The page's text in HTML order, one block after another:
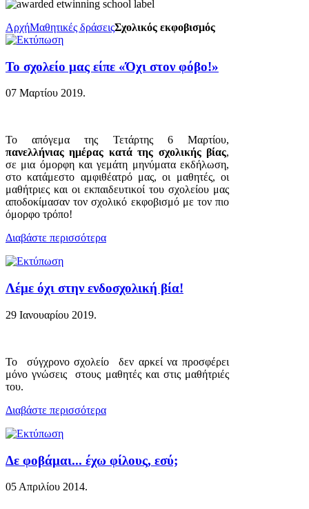
ΑρχήΜαθητικές δράσειςΣχολικός εκφοβισμός
Το σχολείο μας είπε «Όχι στον φόβο!»
07 Μαρτίου 2019.
Το απόγεμα της Τετάρτης 6 Μαρτίου,
πανελλήνιας ημέρας κατά της σχολικής βίας,
σε μια όμορφη και γεμάτη μηνύματα εκδήλωση,
στο κατάμεστο αμφιθέατρό μας, οι μαθητές, οι
μαθήτριες και οι εκπαιδευτικοί του σχολείου μας
αποδοκίμασαν τον σχολικό εκφοβισμό με τον πιο
όμορφο τρόπο!
Διαβάστε περισσότερα
Λέμε όχι στην ενδοσχολική βία!
29 Ιανουαρίου 2019.
Το σύγχρονο σχολείο δεν αρκεί να προσφέρει
μόνο γνώσεις στους μαθητές και στις μαθήτριές
του.
Διαβάστε περισσότερα
Δε φοβάμαι... έχω φίλους, εσύ;
05 Απριλίου 2014.